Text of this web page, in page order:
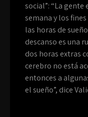
social”: “La
semana y los
las horas de
descanso es una
dos horas extras
cerebro no está
entonces a
el sueño”, dice